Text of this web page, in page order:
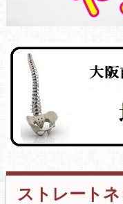
ストレート